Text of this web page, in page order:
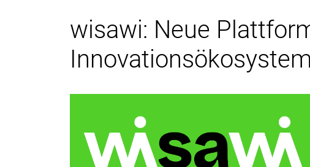
wisawi: Neue
Innovationsökosystem